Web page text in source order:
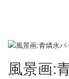
風景画: